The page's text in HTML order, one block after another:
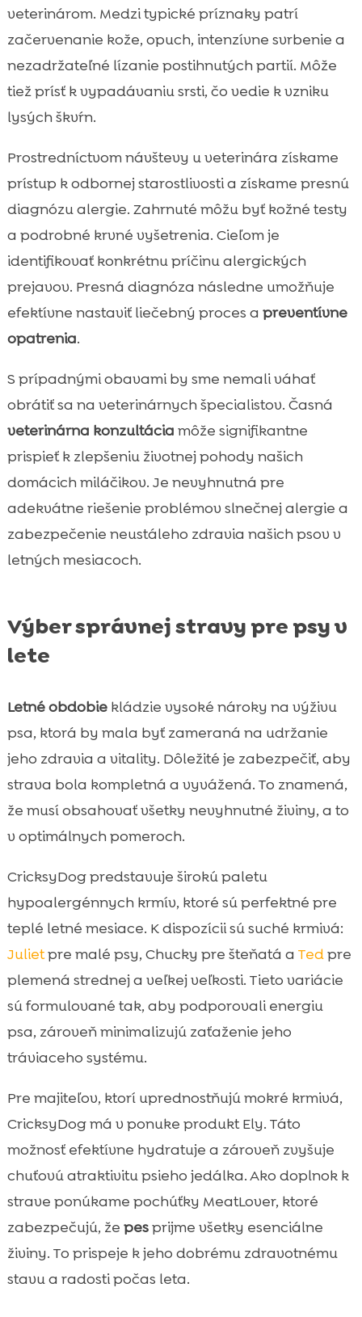
veterinárom. Medzi typické príznaky patrí
začervenanie kože, opuch, intenzívne svrbenie a
nezadržateľné lízanie postihnutých partií. Môže
tiež prísť k vypadávaniu srsti, čo vedie k vzniku
lysých škvŕn.
Prostredníctvom návštevy u veterinára získame
prístup k odbornej starostlivosti a získame presnú
diagnózu alergie. Zahrnuté môžu byť kožné testy
a podrobné krvné vyšetrenia. Cieľom je
identifikovať konkrétnu príčinu alergických
prejavov. Presná diagnóza následne umožňuje
efektívne nastaviť liečebný proces a preventívne
opatrenia.
S prípadnými obavami by sme nemali váhať
obrátiť sa na veterinárnych špecialistov. Časná
veterinárna konzultácia môže signifikantne
prispieť k zlepšeniu životnej pohody našich
domácich miláčikov. Je nevyhnutná pre
adekvátne riešenie problémov slnečnej alergie a
zabezpečenie neustáleho zdravia našich psov v
letných mesiacoch.
Výber správnej stravy pre psy v
lete
Letné obdobiekládzie vysoké nároky na výživu
psa, ktorá by mala byť zameraná na udržanie
jeho zdravia a vitality. Dôležité je zabezpečiť, aby
strava bola kompletná a vyvážená. To znamená,
že musí obsahovať všetky nevyhnutné živiny, a to
v optimálnych pomeroch.
CricksyDog predstavuje širokú paletu
hypoalergénnych krmív, ktoré sú perfektné pre
teplé letné mesiace. K dispozícii sú suché krmivá:
Julietpre malé psy, Chucky pre šteňatá a Tedpre
plemená strednej a veľkej veľkosti. Tieto variácie
sú formulované tak, aby podporovali energiu
psa, zároveň minimalizujú zaťaženie jeho
tráviaceho systému.
Pre majiteľov, ktorí uprednostňujú mokré krmivá,
CricksyDog má v ponuke produkt Ely. Táto
možnosť efektívne hydratuje a zároveň zvyšuje
chuťovú atraktivitu psieho jedálka. Ako doplnok k
strave ponúkame pochúťky MeatLover, ktoré
zabezpečujú, že pesprijme všetky esenciálne
živiny. To prispeje k jeho dobrému zdravotnému
stavu a radosti počas leta.